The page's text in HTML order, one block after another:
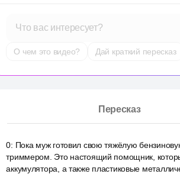
Что вас интересует?
О чем это видео? Дай краткий пересказ
Пересказ
0: Пока муж готовил свою тяжёлую
триммером. Это настоящий помощник,
аккумулятора, а также пластиковые